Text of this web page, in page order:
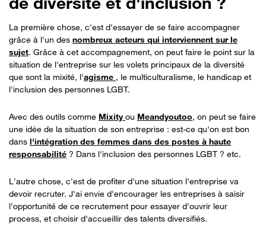
La première chose, c'est d'essayer de se faire accompagner
grâce à l'un des nombreux acteurs qui interviennent sur le
sujet. Grâce à cet accompagnement, on peut faire le point sur la
situation de l'entreprise sur les volets principaux de la diversité
que sont la mixité, l'agisme , le multiculturalisme, le handicap et
l'inclusion des personnes LGBT.
Avec des outils comme Mixityou Meandyoutoo, on peut se faire
une idée de la situation de son entreprise : est-ce qu'on est bon
dans l'intégration des femmes dans des postes à haute
responsabilité ? Dans l'inclusion des personnes LGBT ? etc.
L'autre chose, c'est de profiter d'une situation l'entreprise va
devoir recruter. J'ai envie d'encourager les entreprises à saisir
l'opportunité de ce recrutement pour essayer d'ouvrir leur
process, et choisir d'accueillir des talents diversifiés.